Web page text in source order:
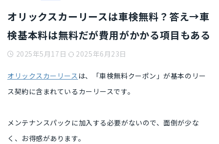
オリックスカーリースは車検無料？答え→車
検基本料は無料だが費用がかかる項目もある
2025年5月17日 2025年6月23日
オリックスカーリース は、「車検無料クーポン」が基本のリー
ス契約に含まれているカーリースです。
メンテナンスパックに加入する必要がないので、面倒が少な
く、お得感があります。